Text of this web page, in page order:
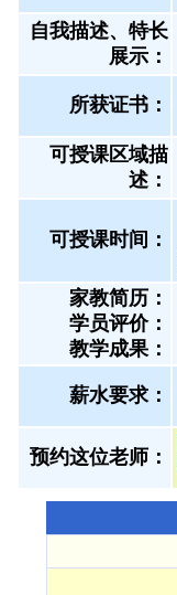
自我描述、特长
展示 ：
所获证书 ：
可授课区域描
述：
可授课时间：
家教简历：
学员评价：
教学成果：
薪水要求：
预约这位老师：